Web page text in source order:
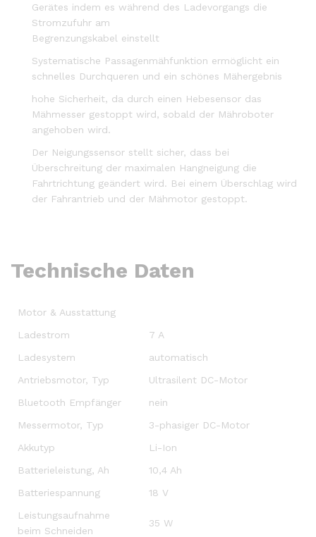
Gerätes indem es während des Ladevorgangs die
Stromzufuhr am
Begrenzungskabel einstellt
Systematische Passagenmähfunktion ermöglicht ein
schnelles Durchqueren und ein schönes Mähergebnis
hohe Sicherheit, da durch einen Hebesensor das
Mähmesser gestoppt wird, sobald der Mähroboter
angehoben wird.
Der Neigungssensor stellt sicher, dass bei
Überschreitung der maximalen Hangneigung die
Fahrtrichtung geändert wird. Bei einem Überschlag wird
der Fahrantrieb und der Mähmotor gestoppt.
Technische Daten
Motor & Ausstattung
Ladestrom
7 A
Ladesystem
automatisch
Antriebsmotor, Typ
Ultrasilent DC-Motor
Bluetooth Empfänger
nein
Messermotor, Typ
3-phasiger DC-Motor
Akkutyp
Li-Ion
Batterieleistung, Ah
10,4 Ah
Batteriespannung
18 V
Leistungsaufnahme
beim Schneiden
35 W